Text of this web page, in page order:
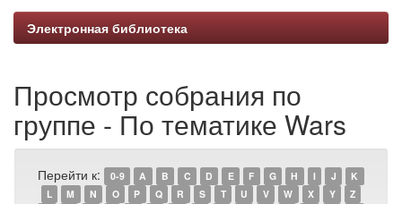
Электронная библиотека
Просмотр собрания по
группе - По тематике Wars
Перейти к: 0-9 A B C D E F G H I J
K
L
M N O P Q R S T U V W X Y
Z